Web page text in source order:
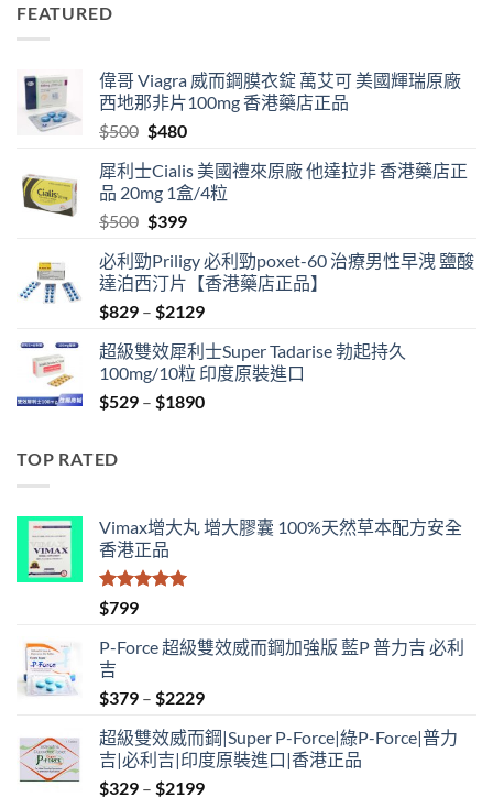
FEATURED
偉哥 Viagra 威而鋼膜衣錠 萬艾可 美國輝瑞原廠
西地那非片100mg 香港藥店正品
$500 Original
was:
$500.
$480Current
is:
$480.
犀利士Cialis 美國禮來原廠 他達拉非 香港藥店正
品 20mg 1盒/4粒
$500 Original
was:
$500.
$399Current
is:
$399.
必利勁Priligy 必利勁poxet-60 治療男性早洩 鹽酸
達泊西汀片【香港藥店正品】
$829 – $2129Price
$829
through
$2129
超級雙效犀利士Super Tadarise 勃起持久
100mg/10粒 印度原裝進口
$529 – $1890Price
TOP RATED
Vimax增大丸 增大膠囊 100%天然草本配方安全
香港正品
評分
滿分 5
$799
P-Force 超級雙效威而鋼加強版 藍P 普力吉 必利
吉
$379 – $2229Price
$379
through
$2229
超級雙效威而鋼|Super P-Force|綠P-Force|普力
吉|必利吉|印度原裝進口|香港正品
$329 – $2199Price